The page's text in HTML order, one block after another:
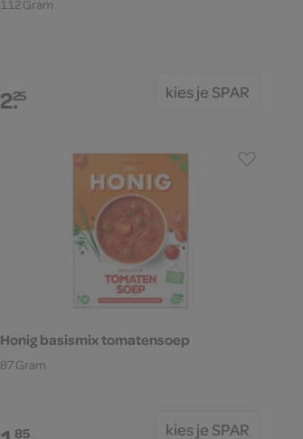
112 Gram
2.25 kies je SPAR
Honig basismix tomatensoep
87 Gram
85 kies je SPAR